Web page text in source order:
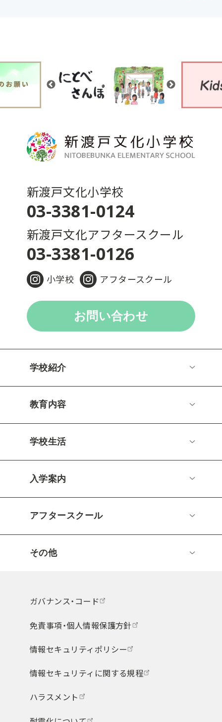
新渡戸文化小学校
03-3381-0124
新渡戸文化アフタースクール
03-3381-0126
小学校 アフタースクール
お問い合わせ
学校紹介
教育内容
学校生活
入学案内
アフタースクール
その他
ガバナンス・コード
免責事項・個人情報保護方針
情報セキュリティポリシー
情報セキュリティに関する規程
ハラスメント